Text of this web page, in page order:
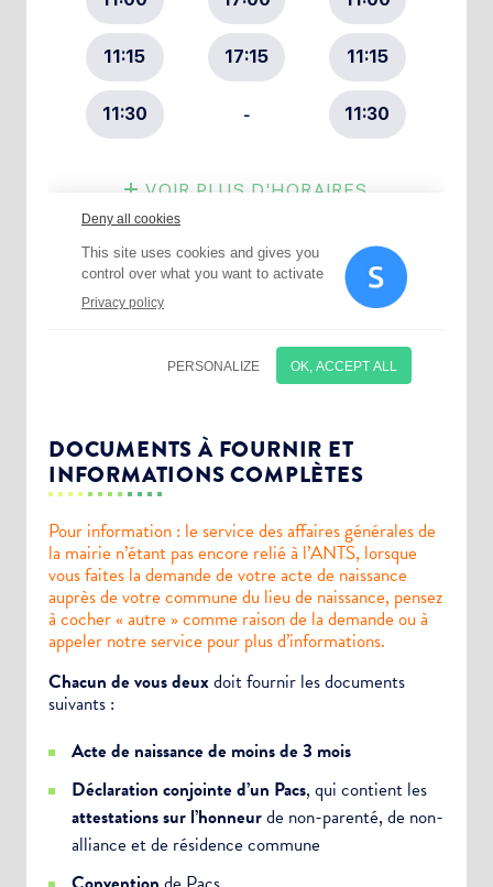
DOCUMENTS À FOURNIR ET
INFORMATIONS COMPLÈTES
Pour information : le service des affaires générales de
la mairie n’étant pas encore relié à l’ANTS, lorsque
vous faites la demande de votre acte de naissance
auprès de votre commune du lieu de naissance, pensez
à cocher « autre » comme raison de la demande ou à
appeler notre service pour plus d’informations.
Chacun de vous deuxdoit fournir les documents
suivants :
Acte de naissance de moins de 3 mois
Déclaration conjointe d’un Pacs, qui contient les
attestations sur l’honneurde non-parenté, de non-
alliance et de résidence commune
Choisissez votre abonnement :
Newsletter Culture
Newsletter Sport et Vie associative